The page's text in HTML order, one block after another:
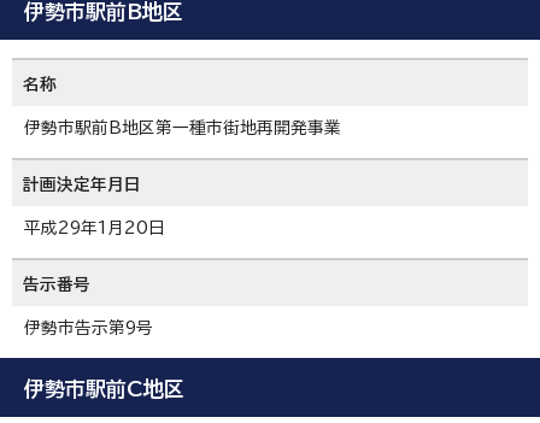
伊勢市駅前B地区
名称
伊勢市駅前B地区第一種市街地再開発事業
計画決定年月日
平成29年1月20日
告示番号
伊勢市告示第9号
伊勢市駅前C地区